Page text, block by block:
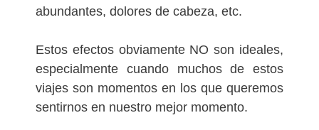
abundantes, dolores de cabeza, etc.
Estos efectos obviamente NO son ideales,
especialmente cuando muchos de estos
viajes son momentos en los que queremos
sentirnos en nuestro mejor momento.